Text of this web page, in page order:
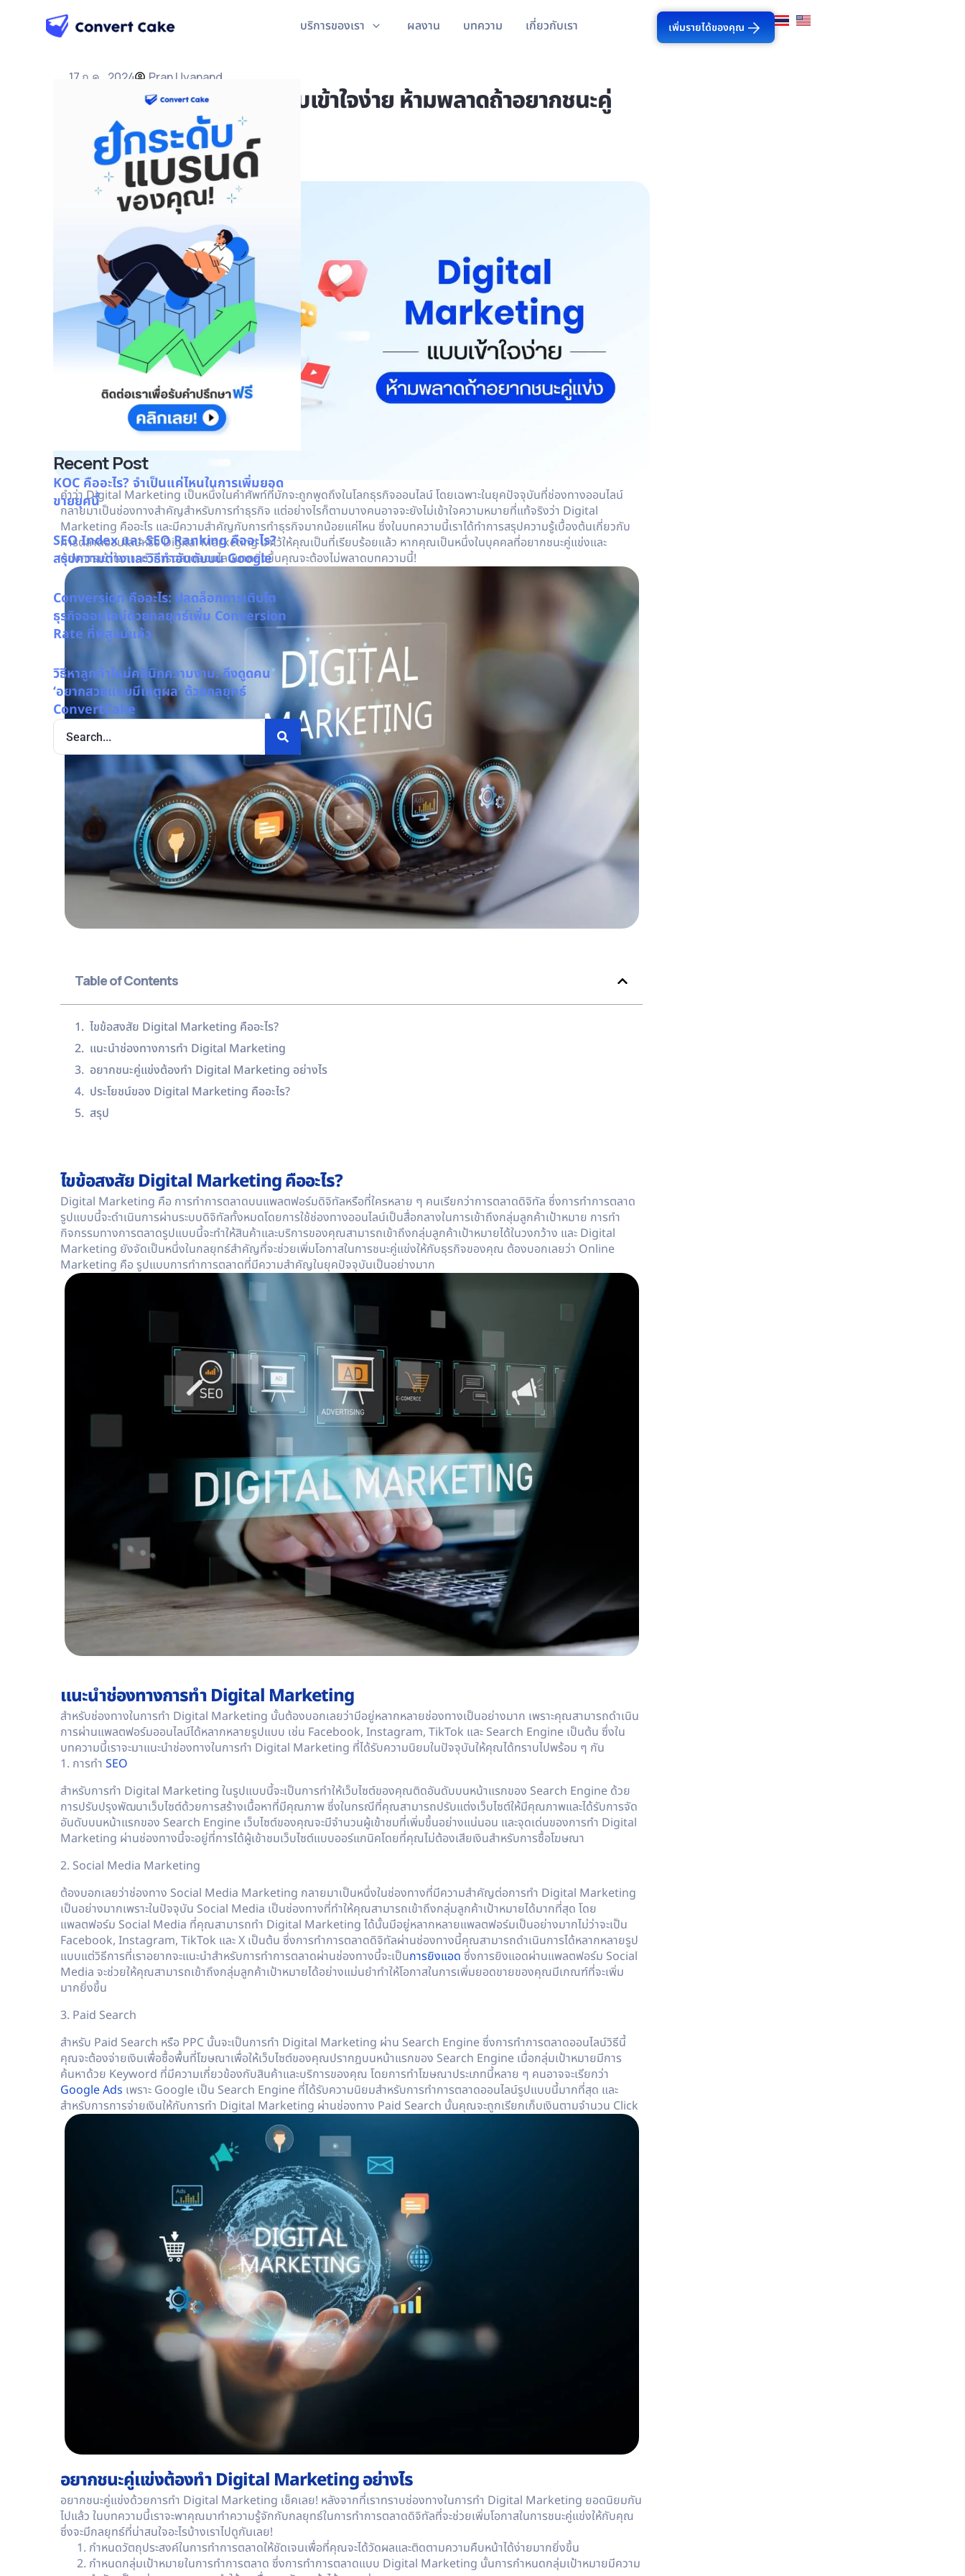
บริการของเรา ผลงาน บทความ เกี่ยวกับเรา เพิ่มรายได้ของคุณ
17 ก.ค., 2024 Pran Uyanand
Digital Marketing แบบเข้าใจง่าย ห้ามพลาดถ้าอยากชนะคู่
แข่ง
Marketing
คำว่าDigital Marketing เป็นหนึ่งในคำศัพท์ที่มักจะถูกพูดถึงในโลกธุรกิจออนไลน์ โดยเฉพาะในยุคปัจจุบันที่ช่องทางออนไลน์
กลายมาเป็นช่องทางสำคัญสำหรับการทำธุรกิจ แต่อย่างไรก็ตามบางคนอาจจะยังไม่เข้าใจความหมายที่แท้จริงว่า Digital
Marketing คืออะไร และมีความสำคัญกับการทำธุรกิจมากน้อยแค่ไหน ซึ่งในบทความนี้เราได้ทำการสรุปความรู้เบื้องต้นเกี่ยวกับ
การตลาดออนไลน์หรือ Digital Marketing มาไว้ให้คุณเป็นที่เรียบร้อยแล้ว หากคุณเป็นหนึ่งในบุคคลที่อยากชนะคู่แข่งและ
ต้องการเข้าใจการทำการตลาดออนไลน์มากยิ่งขึ้นคุณจะต้องไม่พลาดบทความนี้!
Table of Contents
ไขข้อสงสัย Digital Marketing คืออะไร?
แนะนำช่องทางการทำ Digital Marketing
อยากชนะคู่แข่งต้องทำ Digital Marketing อย่างไร
ประโยชน์ของ Digital Marketing คืออะไร?
สรุป
ไขข้อสงสัย Digital Marketing คืออะไร?
Digital Marketing คือ การทำการตลาดบนแพลตฟอร์มดิจิทัลหรือที่ใครหลาย ๆ คนเรียกว่าการตลาดดิจิทัล ซึ่งการทำการตลาด
รูปแบบนี้จะดำเนินการผ่านระบบดิจิทัลทั้งหมดโดยการใช้ช่องทางออนไลน์เป็นสื่อกลางในการเข้าถึงกลุ่มลูกค้าเป้าหมาย การทำ
กิจกรรมทางการตลาดรูปแบบนี้จะทำให้สินค้าและบริการของคุณสามารถเข้าถึงกลุ่มลูกค้าเป้าหมายได้ในวงกว้าง และ Digital
Marketing ยังจัดเป็นหนึ่งในกลยุทธ์สำคัญที่จะช่วยเพิ่มโอกาสในการชนะคู่แข่งให้กับธุรกิจของคุณ ต้องบอกเลยว่า Online
Marketing คือ รูปแบบการทำการตลาดที่มีความสำคัญในยุคปัจจุบันเป็นอย่างมาก
แนะนำช่องทางการทำ Digital Marketing
สำหรับช่องทางในการทำ Digital Marketing นั้นต้องบอกเลยว่ามีอยู่หลากหลายช่องทางเป็นอย่างมาก เพราะคุณสามารถดำเนิน
การผ่านแพลตฟอร์มออนไลน์ได้หลากหลายรูปแบบ เช่น Facebook, Instagram, TikTok และ Search Engine เป็นต้น ซึ่งใน
บทความนี้เราจะมาแนะนำช่องทางในการทำ Digital Marketing ที่ได้รับความนิยมในปัจจุบันให้คุณได้ทราบไปพร้อม ๆ กัน
1. การทำ SEO
สำหรับการทำ Digital Marketing ในรูปแบบนี้จะเป็นการทำให้เว็บไซต์ของคุณติดอันดับบนหน้าแรกของ Search Engine ด้วย
การปรับปรุงพัฒนาเว็บไซต์ด้วยการสร้างเนื้อหาที่มีคุณภาพ ซึ่งในกรณีที่คุณสามารถปรับแต่งเว็บไซต์ให้มีคุณภาพและได้รับการจัด
อันดับบนหน้าแรกของ Search Engine เว็บไซต์ของคุณจะมีจำนวนผู้เข้าชมที่เพิ่มขึ้นอย่างแน่นอน และจุดเด่นของการทำ Digital
Marketing ผ่านช่องทางนี้จะอยู่ที่การได้ผู้เข้าชมเว็บไซต์แบบออร์แกนิคโดยที่คุณไม่ต้องเสียเงินสำหรับการซื้อโฆษณา
2. Social Media Marketing
ต้องบอกเลยว่าช่องทาง Social Media Marketing กลายมาเป็นหนึ่งในช่องทางที่มีความสำคัญต่อการทำ Digital Marketing
เป็นอย่างมากเพราะในปัจจุบัน Social Media เป็นช่องทางที่ทำให้คุณสามารถเข้าถึงกลุ่มลูกค้าเป้าหมายได้มากที่สุด โดย
แพลตฟอร์ม Social Media ที่คุณสามารถทำ Digital Marketing ได้นั้นมีอยู่หลากหลายแพลตฟอร์มเป็นอย่างมากไม่ว่าจะเป็น
Facebook, Instagram, TikTok และ X เป็นต้น ซึ่งการทำการตลาดดิจิทัลผ่านช่องทางนี้คุณสามารถดำเนินการได้หลากหลายรูป
แบบแต่วิธีการที่เราอยากจะแนะนำสำหรับการทำการตลาดผ่านช่องทางนี้จะเป็นการยิงแอด ซึ่งการยิงแอดผ่านแพลตฟอร์ม Social
Media จะช่วยให้คุณสามารถเข้าถึงกลุ่มลูกค้าเป้าหมายได้อย่างแม่นยำทำให้โอกาสในการเพิ่มยอดขายของคุณมีเกณฑ์ที่จะเพิ่ม
มากยิ่งขึ้น
3. Paid Search
สำหรับ Paid Search หรือ PPC นั้นจะเป็นการทำ Digital Marketing ผ่าน Search Engine ซึ่งการทำการตลาดออนไลน์วิธีนี้
คุณจะต้องจ่ายเงินเพื่อซื้อพื้นที่โฆษณาเพื่อให้เว็บไซต์ของคุณปรากฎบนหน้าแรกของ Search Engine เมื่อกลุ่มเป้าหมายมีการ
ค้นหาด้วย Keyword ที่มีความเกี่ยวข้องกับสินค้าและบริการของคุณ โดยการทำโฆษณาประเภทนี้หลาย ๆ คนอาจจะเรียกว่า
Google Ads เพราะ Google เป็น Search Engine ที่ได้รับความนิยมสำหรับการทำการตลาดออนไลน์รูปแบบนี้มากที่สุด และ
สำหรับการการจ่ายเงินให้กับการทำ Digital Marketing ผ่านช่องทาง Paid Search นั้นคุณจะถูกเรียกเก็บเงินตามจำนวน Click
อยากชนะคู่แข่งต้องทำ Digital Marketing อย่างไร
อยากชนะคู่แข่งด้วยการทำ Digital Marketing เช็คเลย! หลังจากที่เราทราบช่องทางในการทำ Digital Marketing ยอดนิยมกัน
ไปแล้ว ในบทความนี้เราจะพาคุณมาทำความรู้จักกับกลยุทธ์ในการทำการตลาดดิจิทัลที่จะช่วยเพิ่มโอกาสในการชนะคู่แข่งให้กับคุณ
ซึ่งจะมีกลยุทธ์ที่น่าสนใจอะไรบ้างเราไปดูกันเลย!
กำหนดวัตถุประสงค์ในการทำการตลาดให้ชัดเจนเพื่อที่คุณจะได้วัดผลและติดตามความคืบหน้าได้ง่ายมากยิ่งขึ้น
กำหนดกลุ่มเป้าหมายในการทำการตลาด ซึ่งการทำการตลาดแบบ Digital Marketing นั้นการกำหนดกลุ่มเป้าหมายมีความ
Recent Post
KOC คืออะไร? จำเป็นแค่ไหนในการเพิ่มยอด
ขายยุคนี้
SEO Index และ SEO Ranking คืออะไร?
สรุปความต่างและวิธีทำอันดับบน Google
Conversion คืออะไร: ปลดล็อกการเติบโต
ธุรกิจออนไลน์ด้วยกลยุทธ์เพิ่ม Conversion
Rate ที่พิสูจน์แล้ว
วิธีหาลูกค้าใหม่คลินิกความงาม: ดึงดูดคน
‘อยากสวยแบบมีเหตุผล’ ด้วยกลยุทธ์
ConvertCake